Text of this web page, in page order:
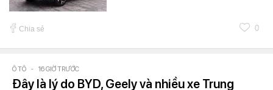
Chia sẻ 0
Ô TÔ - 16 GIỜ TRƯỚC
Đây là lý do BYD, Geely và nhiều xe Trung